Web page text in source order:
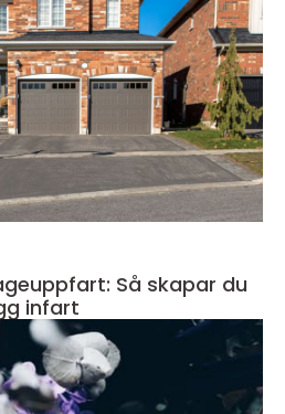
Så skapar du
infart